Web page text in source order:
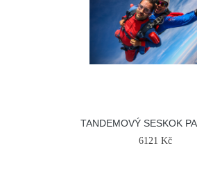
TANDEMOVÝ SESKOK
6121 Kč